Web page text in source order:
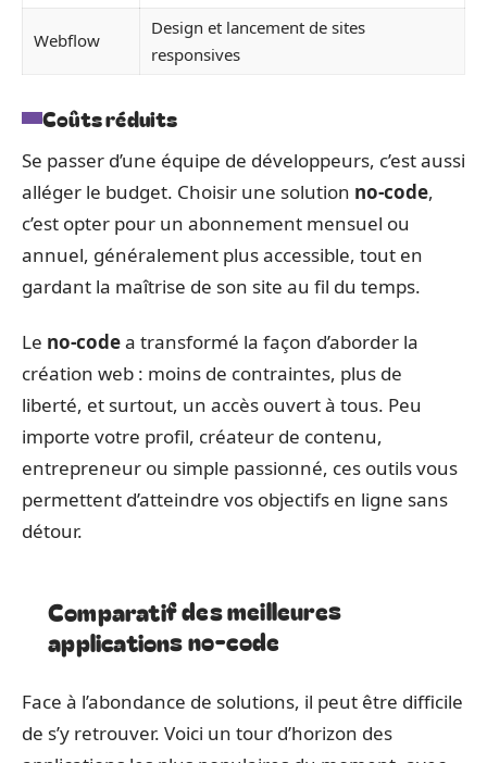
Webflow
Design et lancement de sites
responsives
Coûts réduits
Se passer d’une équipe de développeurs, c’est aussi
alléger le budget. Choisir une solution no-code,
c’est opter pour un abonnement mensuel ou
annuel, généralement plus accessible, tout en
gardant la maîtrise de son site au fil du temps.
Le no-codea transformé la façon d’aborder la
création web : moins de contraintes, plus de
liberté, et surtout, un accès ouvert à tous. Peu
importe votre profil, créateur de contenu,
entrepreneur ou simple passionné, ces outils vous
permettent d’atteindre vos objectifs en ligne sans
détour.
Comparatif des meilleures
applications no-code
Face à l’abondance de solutions, il peut être difficile
de s’y retrouver. Voici un tour d’horizon des